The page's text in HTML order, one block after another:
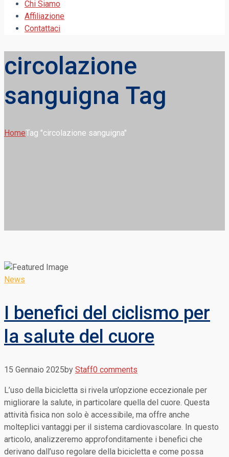
Chi Siamo
Affiliazione
Contattaci
circolazione
sanguigna Tag
HomeTag "circolazione sanguigna"
News
I benefici del ciclismo per
la salute del cuore
15 Gennaio 2025by Staff0 comments
L’uso della bicicletta si rivela un’opzione eccezionale per
migliorare la salute, in particolare quella del cuore. Questa
attività fisica non solo è accessibile, ma offre anche
molteplici vantaggi per il sistema cardiovascolare. In questo
articolo, analizzeremo approfonditamente i benefici che
derivano dall’uso regolare della bicicletta e come possa